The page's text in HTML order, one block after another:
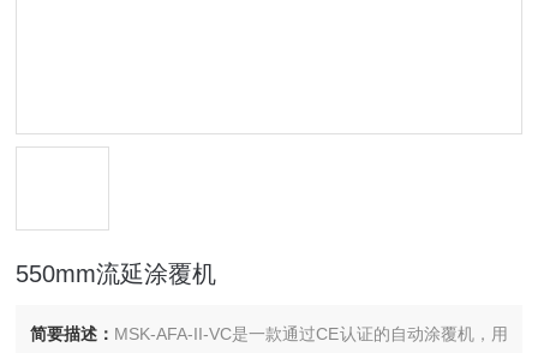
550mm流延涂覆机
简要描述： MSK-AFA-II-VC是一款通过CE认证的自动涂覆机，用